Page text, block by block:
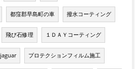
都窪郡早島町の車 撥水コーティング
飛び石修理 １ＤＡＹコーティング
jaguar プロテクションフィルム施工